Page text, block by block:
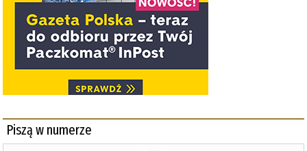
Piszą w numerze